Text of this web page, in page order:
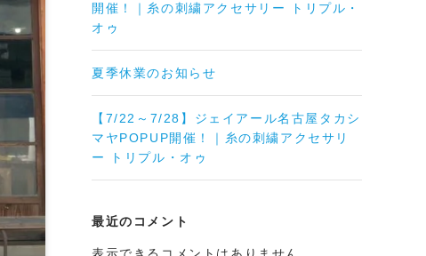
開催！｜糸の刺繍アクセサリー トリプル・
オゥ
夏季休業のお知らせ
【7/22～7/28】ジェイアール名古屋タカシ
マヤPOPUP開催！｜糸の刺繍アクセサリ
ー トリプル・オゥ
最近のコメント